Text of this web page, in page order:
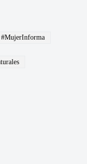
#MujerInforma